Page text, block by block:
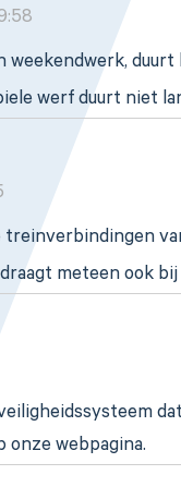
werf duurt niet
meteen ook
webpagina.